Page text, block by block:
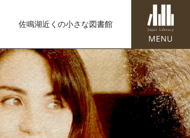
佐鳴湖近くの小さな図書館